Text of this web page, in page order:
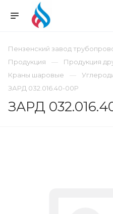
Пензенский завод
Продукция
Продукция
Краны шаровые
ЗАРД 032.016.40-00Р
ЗАРД